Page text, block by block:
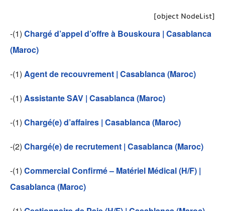
[object NodeList]
-(1) Chargé d’appel d’offre à Bouskoura | Casablanca
(Maroc)
-(1) Agent de recouvrement | Casablanca (Maroc)
-(1) Assistante SAV | Casablanca (Maroc)
-(1) Chargé(e) d’affaires | Casablanca (Maroc)
-(2) Chargé(e) de recrutement | Casablanca (Maroc)
-(1) Commercial Confirmé – Matériel Médical (H/F) |
Casablanca (Maroc)